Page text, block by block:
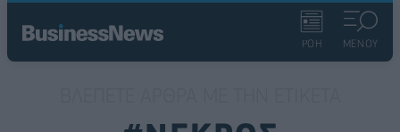
ΡΟΗ ΜΕΝΟΥ